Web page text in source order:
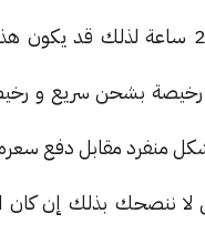
لا يستغرق سوى 24 ساعة لذلك قد
بشحن سريع و
منفرد مقابل دفع
ننصحك بذلك إن كان